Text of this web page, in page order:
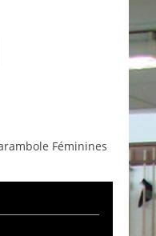
Féminines